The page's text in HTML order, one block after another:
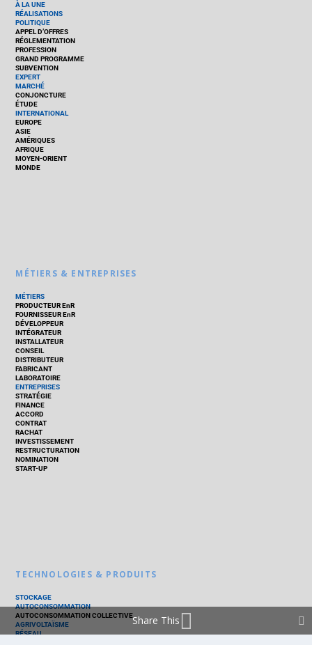
À LA UNE
RÉALISATIONS
POLITIQUE
APPEL D’OFFRES
RÉGLEMENTATION
PROFESSION
GRAND PROGRAMME
SUBVENTION
EXPERT
MARCHÉ
CONJONCTURE
ÉTUDE
INTERNATIONAL
EUROPE
ASIE
AMÉRIQUES
AFRIQUE
MOYEN-ORIENT
MONDE
MÉTIERS & ENTREPRISES
MÉTIERS
PRODUCTEUR EnR
FOURNISSEUR EnR
DÉVELOPPEUR
INTÉGRATEUR
INSTALLATEUR
CONSEIL
DISTRIBUTEUR
FABRICANT
LABORATOIRE
ENTREPRISES
STRATÉGIE
FINANCE
ACCORD
CONTRAT
RACHAT
INVESTISSEMENT
RESTRUCTURATION
NOMINATION
START-UP
TECHNOLOGIES & PRODUITS
STOCKAGE
AUTOCONSOMMATION
AUTOCONSOMMATION COLLECTIVE
AGRIVOLTAÏSME
RÉSEAU
Share This